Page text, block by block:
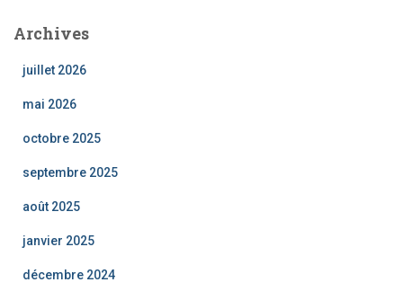
Archives
juillet 2026
mai 2026
octobre 2025
septembre 2025
août 2025
janvier 2025
décembre 2024